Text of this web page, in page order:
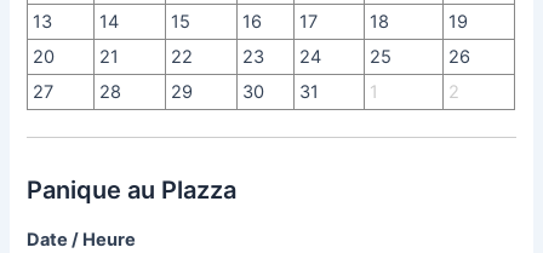
13
14 15 16 17 18
19
20
21 22 23 24 25
26
27
28 29 30 31 1 2
Panique au Plazza
Date / Heure